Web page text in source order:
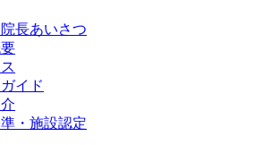
長あいさつ
イド
・施設認定